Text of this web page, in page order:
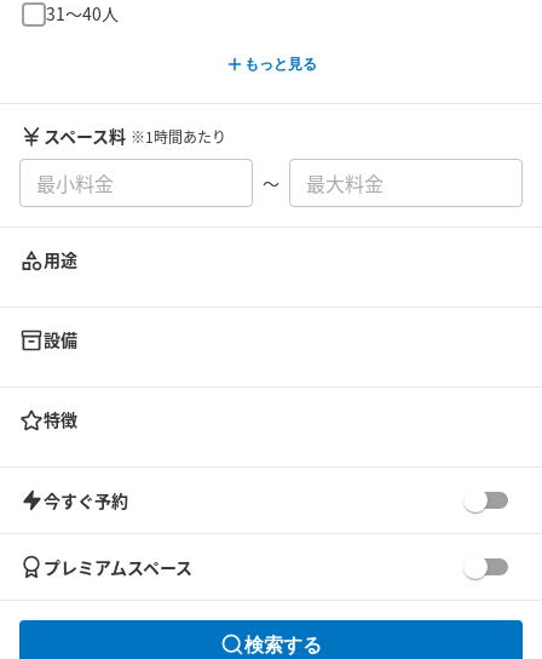
31〜40人
もっと見る
スペース料 ※1時間あたり
〜
用途
設備
特徴
今すぐ予約
プレミアムスペース
検索する